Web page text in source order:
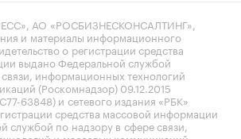
АО «РОСБИЗНЕСКОНСАЛТИНГ»,
и материалы информационного
о регистрации средства
выдано Федеральной службой
информационных технологий
(Роскомнадзор) 09.12.2015
63848) и сетевого издания «РБК»
средства массовой информации
службой по надзору в сфере связи,